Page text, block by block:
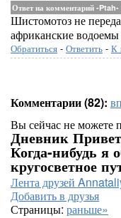
Ответ на комментарий -Ptah-
Шистомотоз не
африканские водоемы
Обратиться - Ответить - К
Комментарии (82):
Вы сейчас не можете
Дневник
Когда-нибудь я
кругосветное
Лента друзей
Добавить в друзья
Страницы: раньше»